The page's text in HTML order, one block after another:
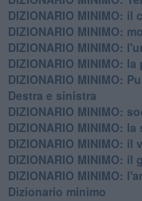
DIZIONARIO MINIMO: il
DIZIONARIO MINIMO:
DIZIONARIO MINIMO:
DIZIONARIO MINIMO:
DIZIONARIO MINIMO:
Destra e sinistra
DIZIONARIO MINIMO:
DIZIONARIO MINIMO:
DIZIONARIO MINIMO: il
DIZIONARIO MINIMO: il
DIZIONARIO MINIMO:
Dizionario minimo